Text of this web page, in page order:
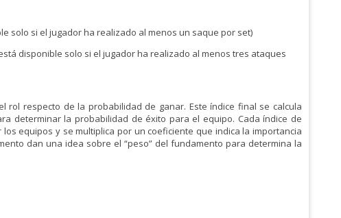
solo si el jugador ha realizado al menos un saque por set)
disponible solo si el jugador ha realizado al menos tres ataques
respecto de la probabilidad de ganar. Este índice final se calcula
determinar la probabilidad de éxito para el equipo. Cada índice de
equipos y se multiplica por un coeficiente que indica la importancia
dan una idea sobre el “peso” del fundamento para determina la